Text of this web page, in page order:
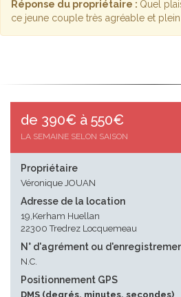
Réponse du propriétaire : Quel
ce jeune couple très agréable et plein
de 390€ à 550€
LA SEMAINE SELON SAISON
Propriétaire
Véronique JOUAN
Adresse de la location
19,Kerham Huellan
22300 Tredrez Locquemeau
N° d'agrément ou
N.C.
Positionnement GPS
DMS (degrés, minutes, secondes)